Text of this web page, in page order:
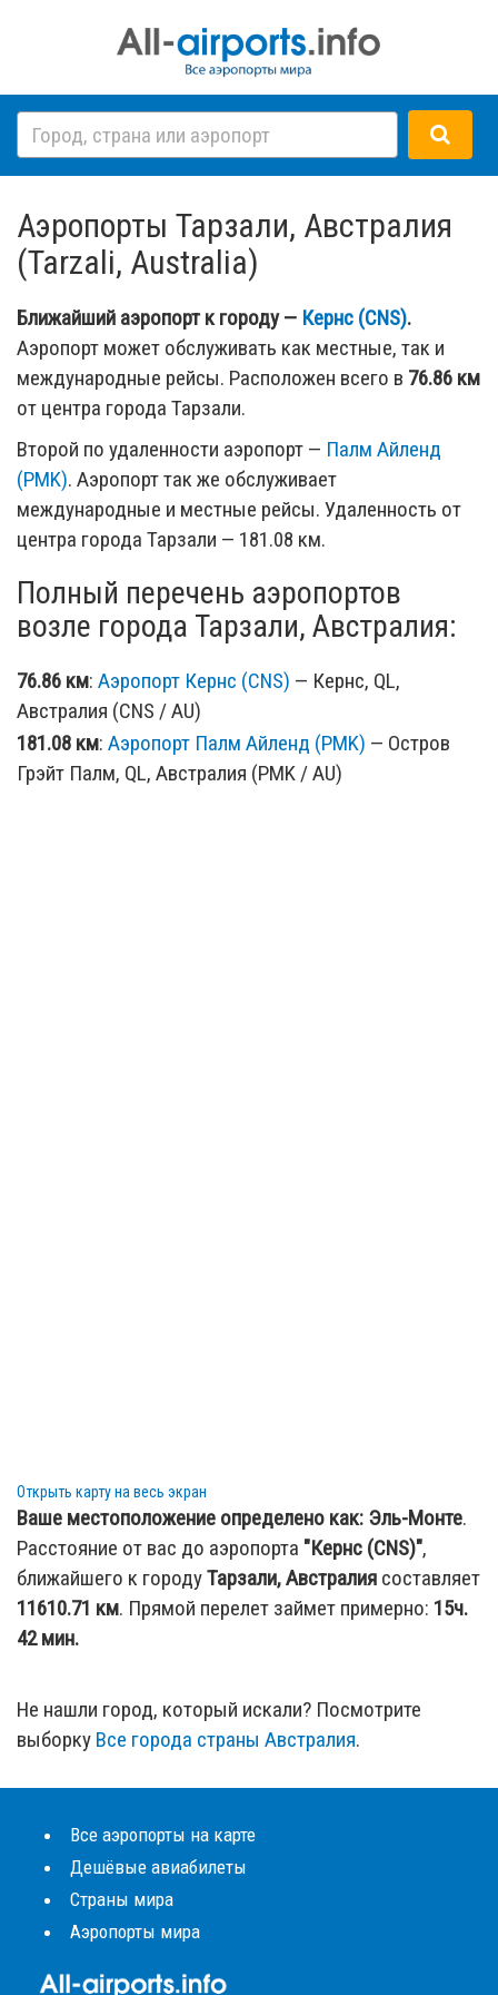
Аэропорты Тарзали, Австралия
(Tarzali, Australia)
Ближайший аэропорт к городу — Кернс (CNS).
Аэропорт может обслуживать как местные, так и
международные рейсы. Расположен всего в 76.86 км
от центра города Тарзали.
Второй по удаленности аэропорт — Палм Айленд
(PMK). Аэропорт так же обслуживает
международные и местные рейсы. Удаленность от
центра города Тарзали — 181.08 км.
Полный перечень аэропортов
возле города Тарзали, Австралия:
76.86 км: Аэропорт Кернс (CNS) — Кернс, QL,
Австралия (CNS / AU)
181.08 км: Аэропорт Палм Айленд (PMK) — Остров
Грэйт Палм, QL, Австралия (PMK / AU)
Открыть карту на весь экран
Ваше местоположение определено как: Эль-Монте.
Расстояние от вас до аэропорта "Кернс (CNS)",
ближайшего к городуТарзали, Австралия составляет
11610.71 км. Прямой перелет займет примерно: 15ч.
42 мин.
Не нашли город, который искали? Посмотрите
выборку Все города страны Австралия.
Все аэропорты на карте
Дешёвые авиабилеты
Страны мира
Аэропорты мира